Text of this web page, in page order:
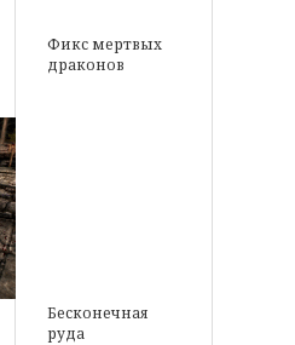
Фикс мертвых
драконов
Бесконечная
руда